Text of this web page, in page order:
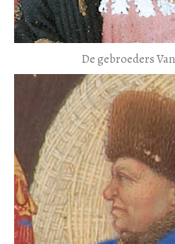
De gebroeders